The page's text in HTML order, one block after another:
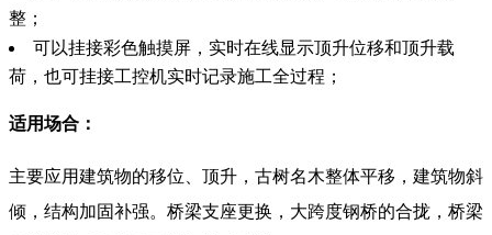
整；
可以挂接彩色触摸屏，实时在线显示顶升位移和顶升载
荷，也可挂接工控机实时记录施工全过程；
适用场合：
主要应用建筑物的移位、顶升，古树名木整体平移，建筑物斜
倾，结构加固补强。桥梁支座更换，大跨度钢桥的合拢，桥梁